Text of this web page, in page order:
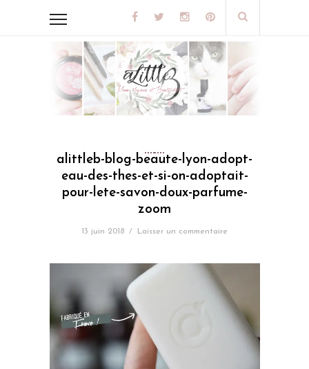
alittleb-blog-beaute-lyon-adopt-
eau-des-thes-et-si-on-adoptait-
pour-lete-savon-doux-parfume-
zoom
13 juin 2018 / Laisser un commentaire